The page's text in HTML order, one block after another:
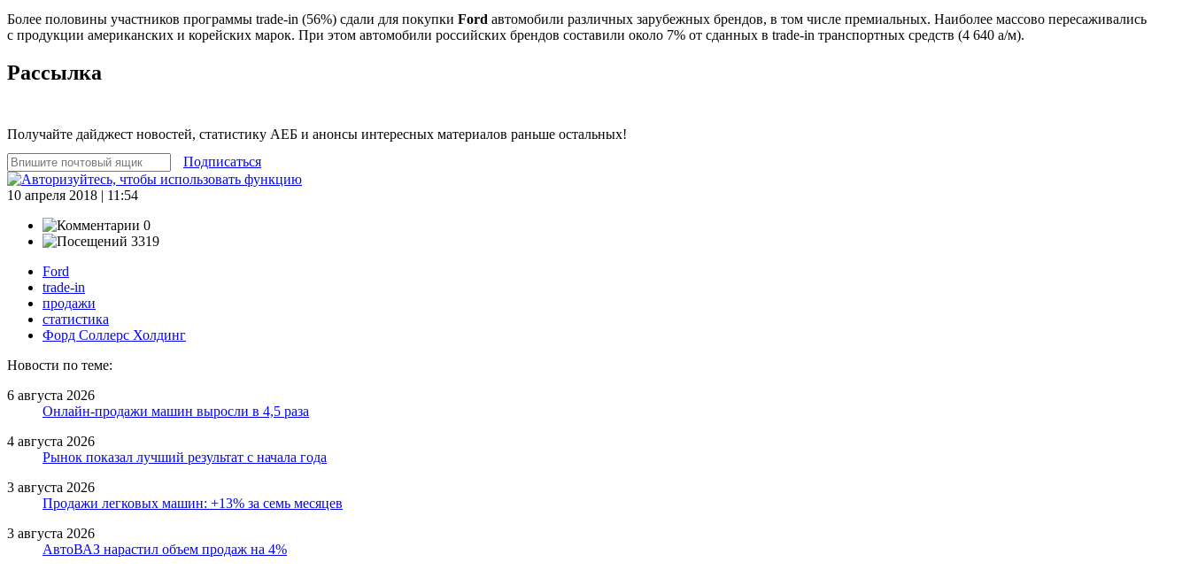
Более половины участников программы trade-in (56%) сдали для покупки Ford автомобили различных зарубежных брендов, в том числе премиальных. Наиболее массово пересаживались
с продукции американских и корейских марок. При этом автомобили российских брендов составили около 7% от сданных в trade-in транспортных средств (4 640 а/м).
Рассылка
Получайте дайджест новостей, статистику АЕБ и анонсы интересных материалов раньше остальных!
Подписаться
10 апреля 2018 | 11:54
0
3319
Ford
trade-in
продажи
статистика
Форд Соллерс Холдинг
Новости по теме:
6 августа 2026
Онлайн-продажи машин выросли в 4,5 раза
4 августа 2026
Рынок показал лучший результат с начала года
3 августа 2026
Продажи легковых машин: +13% за семь месяцев
3 августа 2026
АвтоВАЗ нарастил объем продаж на 4%